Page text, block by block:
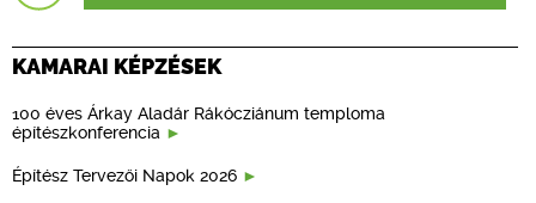
KAMARAI KÉPZÉSEK
100 éves Árkay Aladár Rákócziánum temploma
építészkonferencia
Építész Tervezői Napok 2026